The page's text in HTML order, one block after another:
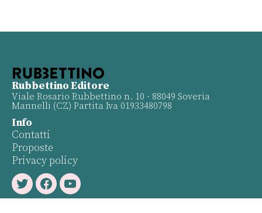
Rubbettino Editore
Viale Rosario Rubbettino n. 10 - 88049 Soveria
Mannelli (CZ) Partita Iva 01933480798
Info
Contatti
Proposte
Privacy policy
TwitterFacebookYoutube